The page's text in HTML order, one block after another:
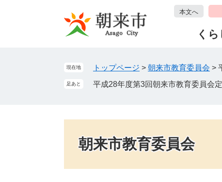
本文へ
くら
現在地 トップページ > 朝来市教育委員会 >
足あと 平成28年度第3回朝来市教育委員会
朝来市教育委員会